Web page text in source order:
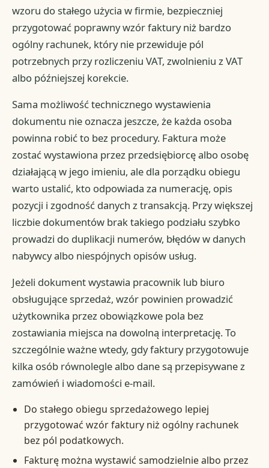
wzoru do stałego użycia w firmie, bezpieczniej
przygotować poprawny wzór faktury niż bardzo
ogólny rachunek, który nie przewiduje pól
potrzebnych przy rozliczeniu VAT, zwolnieniu z VAT
albo późniejszej korekcie.
Sama możliwość technicznego wystawienia
dokumentu nie oznacza jeszcze, że każda osoba
powinna robić to bez procedury. Faktura może
zostać wystawiona przez przedsiębiorcę albo osobę
działającą w jego imieniu, ale dla porządku obiegu
warto ustalić, kto odpowiada za numerację, opis
pozycji i zgodność danych z transakcją. Przy większej
liczbie dokumentów brak takiego podziału szybko
prowadzi do duplikacji numerów, błędów w danych
nabywcy albo niespójnych opisów usług.
Jeżeli dokument wystawia pracownik lub biuro
obsługujące sprzedaż, wzór powinien prowadzić
użytkownika przez obowiązkowe pola bez
zostawiania miejsca na dowolną interpretację. To
szczególnie ważne wtedy, gdy faktury przygotowuje
kilka osób równolegle albo dane są przepisywane z
zamówień i wiadomości e-mail.
Do stałego obiegu sprzedażowego lepiej
przygotować wzór faktury niż ogólny rachunek
bez pól podatkowych.
Fakturę można wystawić samodzielnie albo przez